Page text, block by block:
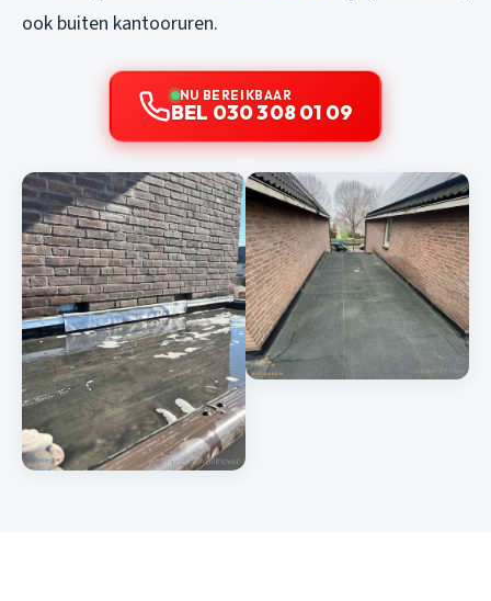
ook buiten kantooruren.
NU BEREIKBAAR
BEL 030 308 01 09